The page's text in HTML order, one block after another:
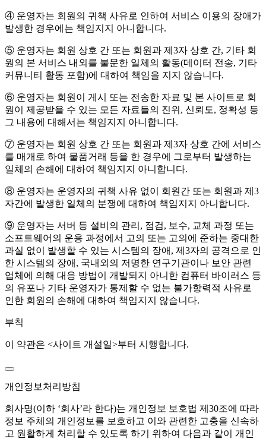
④ 운영자는 회원의 귀책 사유로 인하여 서비스 이용의 장애가
발생한 경우에는 책임지지 아니합니다.
⑤ 운영자는 회원 상호 간 또는 회원과 제3자 상호 간, 기타 회
원의 본 서비스 내외를 불문한 일체의 활동(데이터 전송, 기타
커뮤니티 활동 포함)에 대하여 책임을 지지 않습니다.
⑥ 운영자는 회원이 게시 또는 전송한 자료 및 본 사이트로 회
원이 제공받을 수 있는 모든 자료들의 진위, 신뢰도, 정확성 등
그 내용에 대해서는 책임지지 아니합니다.
⑦ 운영자는 회원 상호 간 또는 회원과 제3자 상호 간에 서비스
를 매개로 하여 물품거래 등을 한 경우에 그로부터 발생하는
일체의 손해에 대하여 책임지지 아니합니다.
⑧ 운영자는 운영자의 귀책 사유 없이 회원간 또는 회원과 제3
자간에 발생한 일체의 분쟁에 대하여 책임지지 아니합니다.
⑨ 운영자는 서버 등 설비의 관리, 점검, 보수, 교체 과정 또는
소프트웨어의 운용 과정에서 고의 또는 고의에 준하는 중대한
과실 없이 발생할 수 있는 시스템의 장애, 제3자의 공격으로 인
한 시스템의 장애, 국내외의 저명한 연구기관이나 보안 관련
업체에 의해 대응 방법이 개발되지 아니한 컴퓨터 바이러스 등
의 유포나 기타 운영자가 통제할 수 없는 불가항력적 사유로
인한 회원의 손해에 대하여 책임지지 않습니다.
부칙
이 약관은 <사이트 개설일>부터 시행합니다.
개인정보처리방침
회사명(이하 ‘회사’라 한다)는 개인정보 보호법 제30조에 따라
정보 주체의 개인정보를 보호하고 이와 관련한 고충을 신속하
고 원활하게 처리할 수 있도록 하기 위하여 다음과 같이 개인